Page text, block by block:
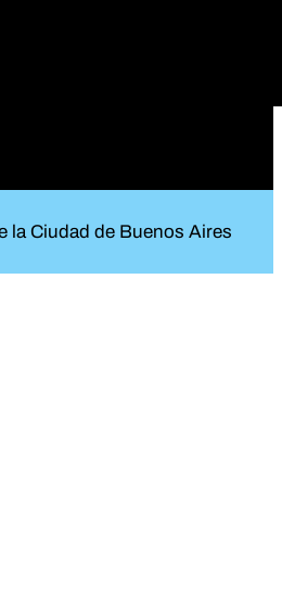
la Ciudad de Buenos Aires